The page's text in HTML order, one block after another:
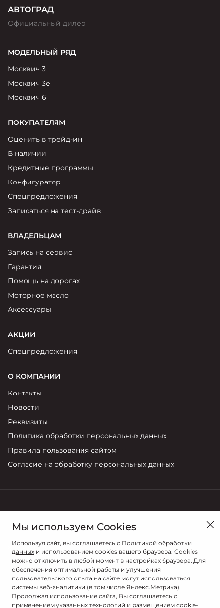
АВТОГРАД
Официальный дилер
МОДЕЛЬНЫЙ РЯД
Москвич 3
Москвич 3е
Москвич 6
ПОКУПАТЕЛЯМ
Оценить в трейд-ин
В наличии
Кредитные программы
Конфигуратор
Спецпредложения
Записаться на тест-драйв
ВЛАДЕЛЬЦАМ
Запись на сервис
Гарантия
Помощь на дорогах
Моторное масло
Аксессуары
АКЦИИ
Спецпредложения
О КОМПАНИИ
Контакты
Новости
Реквизиты
Политика обработки персональных данных
Правила пользования сайтом
Согласие на обработку персональных данных
8 (3452) 59-69-89
Мы используем Cookies
Используя сайт, вы соглашаетесь с Политикой обработки
данных и использованием cookies вашего браузера. Cookies
можно отключить в любой момент в настройках браузера. Для
обеспечения оптимальной работы и улучшения
пользовательского опыта на сайте могут использоваться
системы веб-аналитики (в том числе Яндекс.Метрика).
Продолжая использование сайта, Вы соглашаетесь с
применением указанных технологий и размещением cookie-